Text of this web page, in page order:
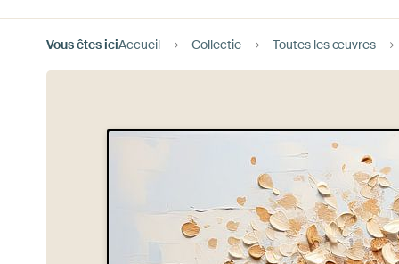
Vous êtes iciAccueil Collectie Toutes les œuvres